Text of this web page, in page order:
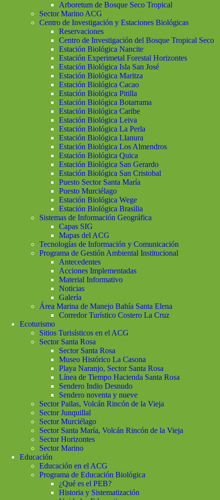
Arboretum de Bosque Seco Tropical
Sector Marino ACG
Centro de Investigación y Estaciones Biológicas
Reservaciones
Centro de Investigación del Bosque Tropical Seco
Estación Biológica Nancite
Estación Experimetal Forestal Horizontes
Estación Biológica Isla San José
Estación Biológica Maritza
Estación Biológica Cacao
Estación Biológica Pitilla
Estación Biológica Botarrama
Estación Biológica Caribe
Estación Biológica Leiva
Estación Biológica La Perla
Estación Biológica Llanura
Estación Biológica Los Almendros
Estación Biológica Quica
Estación Biológica San Gerardo
Estación Biológica San Cristobal
Puesto Sector Santa María
Puesto Murciélago
Estación Biológica Wege
Estación Biológica Brasilia
Sistemas de Información Geográfica
Capas SIG
Mapas del ACG
Tecnologías de Información y Comunicación
Programa de Gestión Ambiental Institucional
Antecedentes
Acciones Implementadas
Material Informativo
Noticias
Galería
Área Marina de Manejo Bahía Santa Elena
Corredor Turístico Costero La Cruz
Ecoturismo
Sitios Turisísticos en el ACG
Sector Santa Rosa
Sector Santa Rosa
Museo Histórico La Casona
Playa Naranjo, Sector Santa Rosa
Línea de Tiempo Hacienda Santa Rosa
Sendero Indio Desnudo
Sendero noventa y nueve
Sector Pailas, Volcán Rincón de la Vieja
Sector Junquillal
Sector Murciélago
Sector Santa María, Volcán Rincón de la Vieja
Sector Horizontes
Sector Marino
Educación
Educación en el ACG
Programa de Educación Biológica
¿Qué es el PEB?
Historia y Sistematización